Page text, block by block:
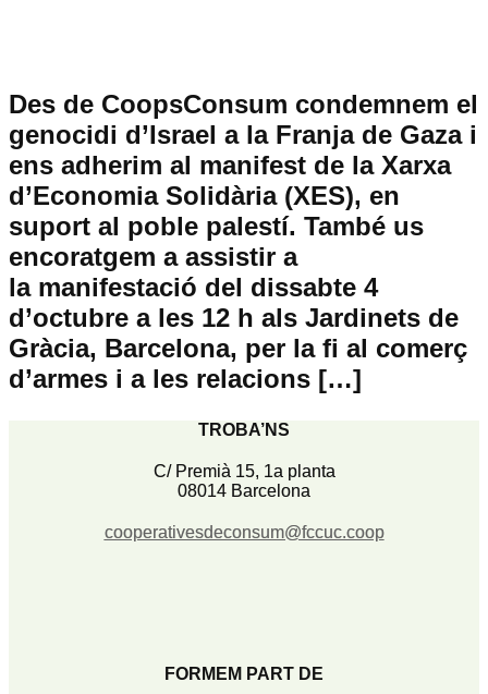
Des de CoopsConsum condemnem el
genocidi d’Israel a la Franja de Gaza i
ens adherim al manifest de la Xarxa
d’Economia Solidària (XES), en
suport al poble palestí. També us
encoratgem a assistir a
la manifestació del dissabte 4
d’octubre a les 12 h als Jardinets de
Gràcia, Barcelona, per la fi al comerç
d’armes i a les relacions […]
TROBA’NS
C/ Premià 15, 1a planta
08014 Barcelona
cooperativesdeconsum@fccuc.coop
FORMEM PART DE